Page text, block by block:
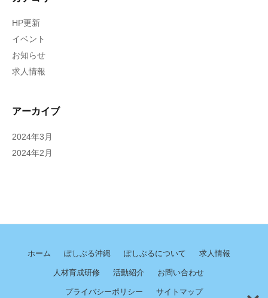
HP更新
イベント
お知らせ
求人情報
アーカイブ
2024年3月
2024年2月
ホーム ぽしぶる沖縄 ぽしぶるについて 求人情報
人材育成研修 活動紹介 お問い合わせ
プライバシーポリシー サイトマップ